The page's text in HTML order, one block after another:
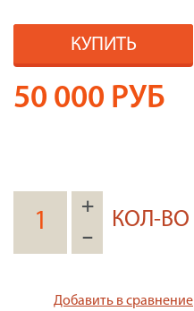
КУПИТЬ
50 000 РУБ
+
–
КОЛ-ВО
Добавить в сравнение